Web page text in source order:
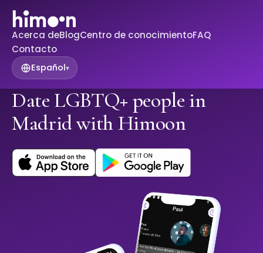
Acerca deBlogCentro de conocimientoFAQ
Contacto
Español▾
Date LGBTQ+ people in
Madrid with Himoon